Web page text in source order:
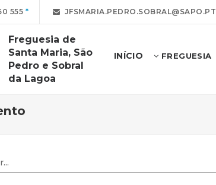
555 JFSMARIA.PEDRO.SOBRAL@SAPO.PT
Freguesia de
Santa Maria, São
Pedro e Sobral
da Lagoa
INÍCIO FREGUESIA